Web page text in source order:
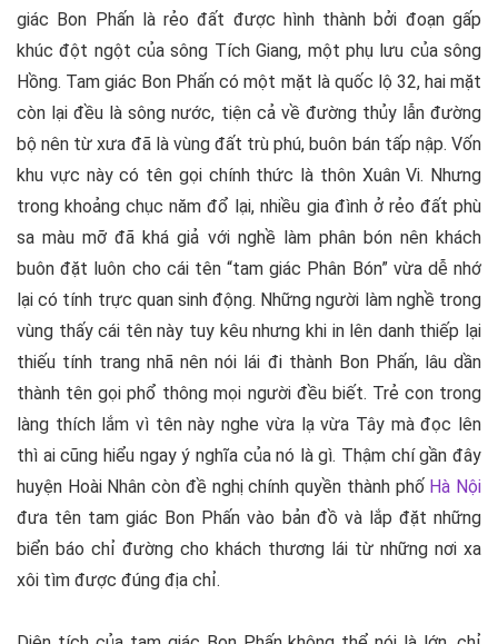
giác Bon Phấn là rẻo đất được hình thành bởi đoạn gấp
khúc đột ngột của sông Tích Giang, một phụ lưu của sông
Hồng. Tam giác Bon Phấn có một mặt là quốc lộ 32, hai mặt
còn lại đều là sông nước, tiện cả về đường thủy lẫn đường
bộ nên từ xưa đã là vùng đất trù phú, buôn bán tấp nập. Vốn
khu vực này có tên gọi chính thức là thôn Xuân Vi. Nhưng
trong khoảng chục năm đổ lại, nhiều gia đình ở rẻo đất phù
sa màu mỡ đã khá giả với nghề làm phân bón nên khách
buôn đặt luôn cho cái tên “tam giác Phân Bón” vừa dễ nhớ
lại có tính trực quan sinh động. Những người làm nghề trong
vùng thấy cái tên này tuy kêu nhưng khi in lên danh thiếp lại
thiếu tính trang nhã nên nói lái đi thành Bon Phấn, lâu dần
thành tên gọi phổ thông mọi người đều biết. Trẻ con trong
làng thích lắm vì tên này nghe vừa lạ vừa Tây mà đọc lên
thì ai cũng hiểu ngay ý nghĩa của nó là gì. Thậm chí gần đây
huyện Hoài Nhân còn đề nghị chính quyền thành phố Hà Nội
đưa tên tam giác Bon Phấn vào bản đồ và lắp đặt những
biển báo chỉ đường cho khách thương lái từ những nơi xa
xôi tìm được đúng địa chỉ.